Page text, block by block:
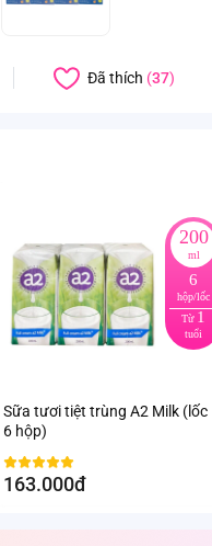
Đã thích (37)
200
ml
6
hộp/lốc
Từ 1
tuổi
Sữa tươi tiệt trùng A2 Milk (lốc
6 hộp)
163.000đ